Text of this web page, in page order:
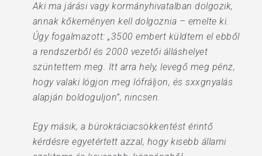
Aki ma járási vagy kormányhivatalban dolgozik,
annak kőkeményen kell dolgoznia – emelte ki.
Úgy fogalmazott: „3500 embert küldtem el ebből
a rendszerből és 2000 vezetői álláshelyet
szüntettem meg. Itt arra hely, levegő meg pénz,
hogy valaki lógjon meg lófráljon, és sxxgnyalás
alapján boldoguljon”, nincsen.
Egy másik, a bürokráciacsökkentést érintő
kérdésre egyetértett azzal, hogy kisebb állami